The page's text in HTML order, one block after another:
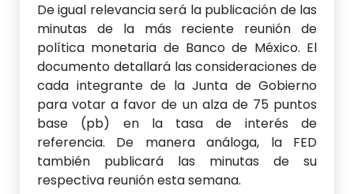
De igual relevancia será la publicación de las
minutas de la más reciente reunión de
política monetaria de Banco de México. El
documento detallará las consideraciones de
cada integrante de la Junta de Gobierno
para votar a favor de un alza de 75 puntos
base (pb) en la tasa de interés de
referencia. De manera análoga, la FED
también publicará las minutas de su
respectiva reunión esta semana.